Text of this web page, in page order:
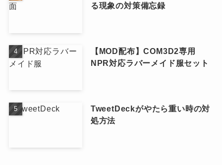
る現象の対策備忘録
【MOD配布】COM3D2専用
NPR対応ラバーメイド服セット
TweetDeckがやたら重い時の対
処方法